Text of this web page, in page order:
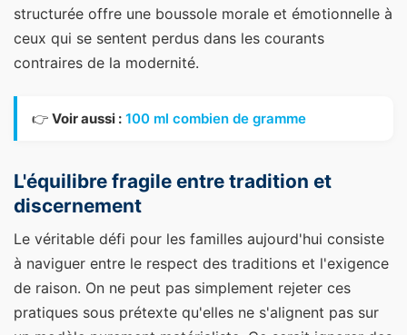
structurée offre une boussole morale et émotionnelle à
ceux qui se sentent perdus dans les courants
contraires de la modernité.
👉 Voir aussi : 100 ml combien de gramme
L'équilibre fragile entre tradition et
discernement
Le véritable défi pour les familles aujourd'hui consiste
à naviguer entre le respect des traditions et l'exigence
de raison. On ne peut pas simplement rejeter ces
pratiques sous prétexte qu'elles ne s'alignent pas sur